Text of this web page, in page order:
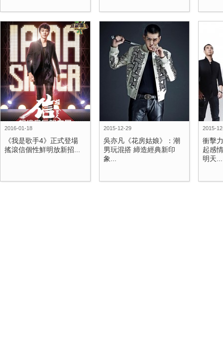
2016-01-18
《我是歌手4》正式登場
搖滾信個性鮮明放新招...
2015-12-29
吳亦凡《花房姑娘》：潮
男玩混搭 締造經典新印
象...
2015-
衝擊
起感
明天...